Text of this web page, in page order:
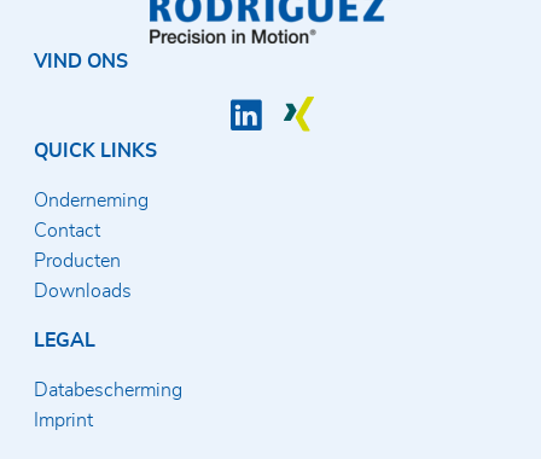
VIND ONS
QUICK LINKS
Onderneming
Contact
Producten
Downloads
LEGAL
Databescherming
Imprint